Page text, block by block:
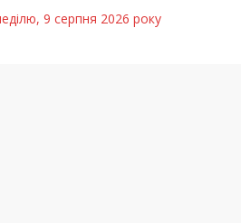
9 серпня 2026 року